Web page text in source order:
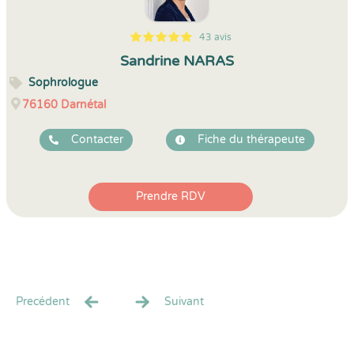
5
1
5
43 43 avis
Sandrine NARAS
Sophrologue
76160 Darnétal
Contacter Fiche du thérapeute
Prendre RDV
Precédent Suivant